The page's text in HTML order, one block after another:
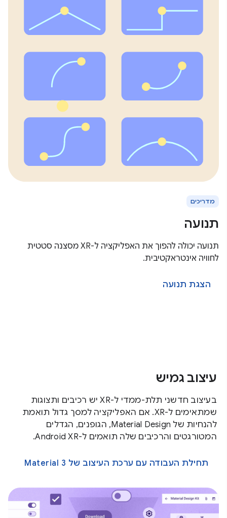
מדריכים
תנועה
תנועה יכולה להפוך את האפליקציה ל-XR מסצנה סטטית
לחוויה אינטראקטיבית.
הצגת תנועה
עיצוב גמיש
בעיצוב חדשני תלת-ממדי ל-XR יש רכיבים ותצוגות
שמתאימים ל-XR. אם האפליקציה למסך גדול תואמת
להנחיות של Material Design, הגופנים, הגדלים
המטורגטים והרכיבים שלה תואמים ל-Android XR.
תחילת העבודה עם ערכת העיצוב של Material 3